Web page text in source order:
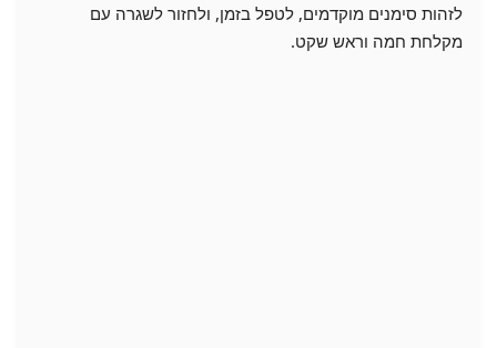
לזהות סימנים מוקדמים, לטפל בזמן, ולחזור לשגרה עם
מקלחת חמה וראש שקט.